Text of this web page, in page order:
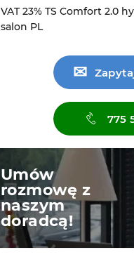
VAT 23% TS Comfort 2.0
salon PL
✉
775
Umów
rozmowę z
naszym
doradcą!